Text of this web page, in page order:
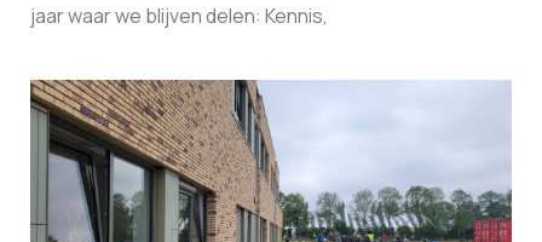
jaar waar we blijven delen: Kennis,